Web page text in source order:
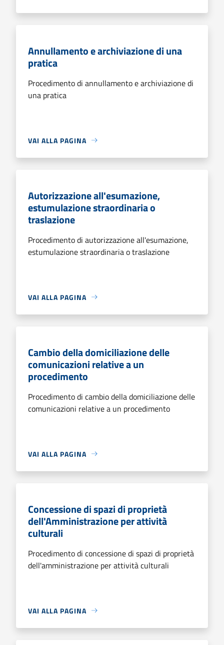
Annullamento e archiviazione di una
pratica
Procedimento di annullamento e archiviazione di
una pratica
VAI ALLA PAGINA
Autorizzazione all'esumazione,
estumulazione straordinaria o
traslazione
Procedimento di autorizzazione all'esumazione,
estumulazione straordinaria o traslazione
VAI ALLA PAGINA
Cambio della domiciliazione delle
comunicazioni relative a un
procedimento
Procedimento di cambio della domiciliazione delle
comunicazioni relative a un procedimento
VAI ALLA PAGINA
Concessione di spazi di proprietà
dell'Amministrazione per attività
culturali
Procedimento di concessione di spazi di proprietà
dell'amministrazione per attività culturali
VAI ALLA PAGINA